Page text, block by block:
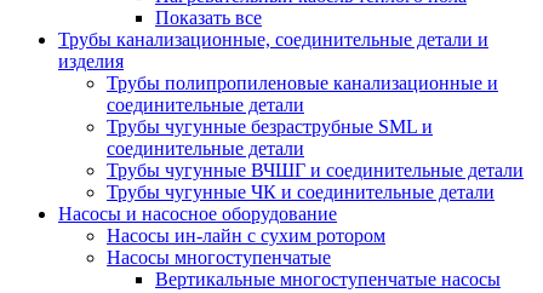
Показать все
Трубы канализационные, соединительные детали и
изделия
Трубы полипропиленовые канализационные и
соединительные детали
Трубы чугунные безраструбные SML и
соединительные детали
Трубы чугунные ВЧШГ и соединительные детали
Трубы чугунные ЧК и соединительные детали
Насосы и насосное оборудование
Насосы ин-лайн с сухим ротором
Насосы многоступенчатые
Вертикальные многоступенчатые насосы